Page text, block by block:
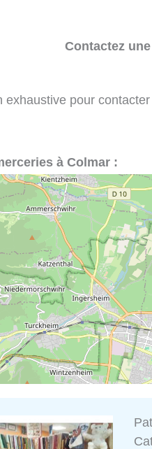
Contactez
exhaustive pour
à Colmar :